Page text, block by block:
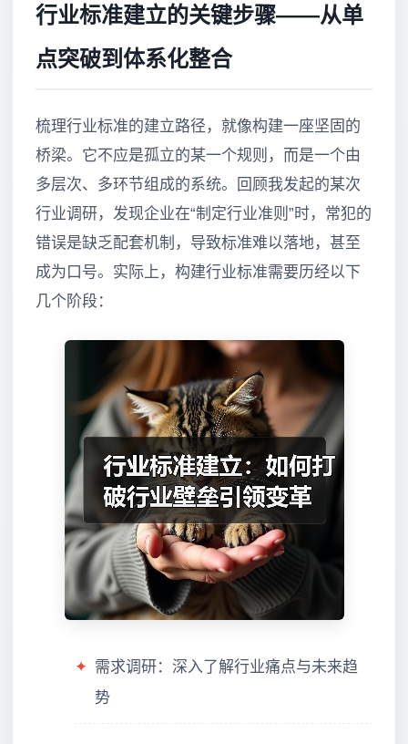
行业标准建立的关键步骤——从单
点突破到体系化整合
梳理行业标准的建立路径，就像构建一座坚固的
桥梁。它不应是孤立的某一个规则，而是一个由
多层次、多环节组成的系统。回顾我发起的某次
行业调研，发现企业在“制定行业准则”时，常犯的
错误是缺乏配套机制，导致标准难以落地，甚至
成为口号。实际上，构建行业标准需要历经以下
几个阶段：
✦ 需求调研：深入了解行业痛点与未来趋
势